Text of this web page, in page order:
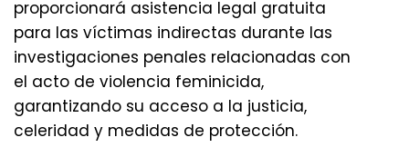
proporcionará asistencia legal gratuita
para las víctimas indirectas durante las
investigaciones penales relacionadas con
el acto de violencia feminicida,
garantizando su acceso a la justicia,
celeridad y medidas de protección.